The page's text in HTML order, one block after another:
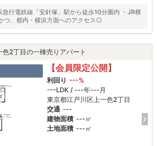
急行電鉄線「安針塚」駅から徒歩10分圏内 ・JR横
つ、都内・横浜方面へのアクセス◎
色2丁目の一棟売りアパート
【会員限定公開】
利回り ---%
---LDK / ---年---月
東京都江戸川区上一色2丁目
交通 ---
建物面積 ---㎡
土地面積 ---㎡